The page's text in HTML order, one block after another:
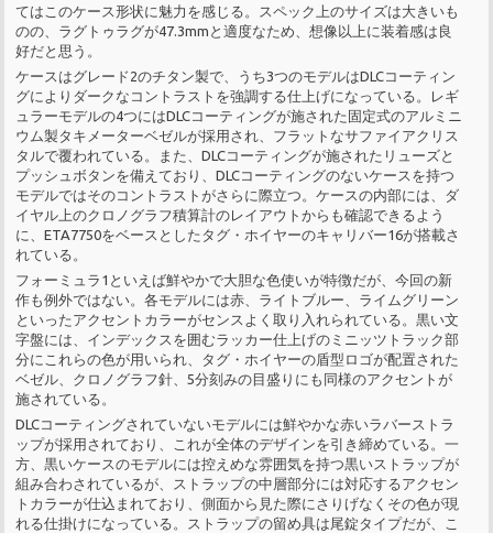
てはこのケース形状に魅力を感じる。スペック上のサイズは大きいも
のの、ラグトゥラグが47.3mmと適度なため、想像以上に装着感は良
好だと思う。
ケースはグレード2のチタン製で、うち3つのモデルはDLCコーティン
グによりダークなコントラストを強調する仕上げになっている。レギ
ュラーモデルの4つにはDLCコーティングが施された固定式のアルミニ
ウム製タキメーターベゼルが採用され、フラットなサファイアクリス
タルで覆われている。また、DLCコーティングが施されたリューズと
プッシュボタンを備えており、DLCコーティングのないケースを持つ
モデルではそのコントラストがさらに際立つ。ケースの内部には、ダ
イヤル上のクロノグラフ積算計のレイアウトからも確認できるよう
に、ETA7750をベースとしたタグ・ホイヤーのキャリバー16が搭載さ
れている。
フォーミュラ1といえば鮮やかで大胆な色使いが特徴だが、今回の新
作も例外ではない。各モデルには赤、ライトブルー、ライムグリーン
といったアクセントカラーがセンスよく取り入れられている。黒い文
字盤には、インデックスを囲むラッカー仕上げのミニッツトラック部
分にこれらの色が用いられ、タグ・ホイヤーの盾型ロゴが配置された
ベゼル、クロノグラフ針、5分刻みの目盛りにも同様のアクセントが
施されている。
DLCコーティングされていないモデルには鮮やかな赤いラバーストラ
ップが採用されており、これが全体のデザインを引き締めている。一
方、黒いケースのモデルには控えめな雰囲気を持つ黒いストラップが
組み合わされているが、ストラップの中層部分には対応するアクセン
トカラーが仕込まれており、側面から見た際にさりげなくその色が現
れる仕掛けになっている。ストラップの留め具は尾錠タイプだが、こ